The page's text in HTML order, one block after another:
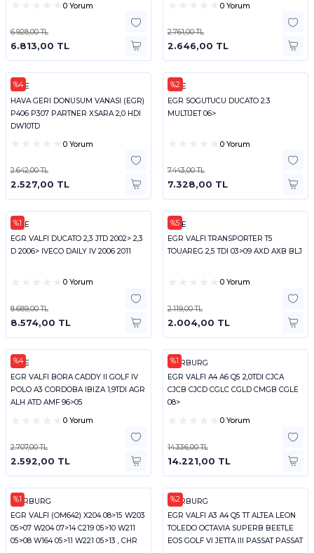
0 Yorum
6.928,00 TL
6.813,00 TL
0 Yorum
2.761,00 TL
2.646,00 TL
%4
KALE
HAVA GERI DONUSUM VANASI (EGR)
P406 P307 PARTNER XSARA 2,0 HDI
DW10TD
0 Yorum
2.642,00 TL
2.527,00 TL
%2
KALE
EGR SOGUTUCU DUCATO 2.3
MULTIJET 06>
0 Yorum
7.443,00 TL
7.328,00 TL
%1
KALE
EGR VALFI DUCATO 2,3 JTD 2002> 2,3
D 2006> IVECO DAILY IV 2006 2011
0 Yorum
8.689,00 TL
8.574,00 TL
%5
KALE
EGR VALFI TRANSPORTER T5
TOUAREG 2,5 TDI 03>09 AXD AXB BLJ
0 Yorum
2.119,00 TL
2.004,00 TL
%4
KALE
EGR VALFI BORA CADDY II GOLF IV
POLO A3 CORDOBA IBIZA 1,9TDI AGR
ALH ATD AMF 96>05
0 Yorum
2.707,00 TL
2.592,00 TL
%1
PIERBURG
EGR VALFI A4 A6 Q5 2,0TDI CJCA
CJCB CJCD CGLC CGLD CMGB CGLE
08>
0 Yorum
14.336,00 TL
14.221,00 TL
%1
PIERBURG
EGR VALFI (OM642) X204 08>15 W203
05>07 W204 07>14 C219 05>10 W211
05>08 W164 05>11 W221 05>13 , CHR
%2
PIERBURG
EGR VALFI A3 A4 Q5 TT ALTEA LEON
TOLEDO OCTAVIA SUPERB BEETLE
EOS GOLF VI JETTA III PASSAT PASSAT